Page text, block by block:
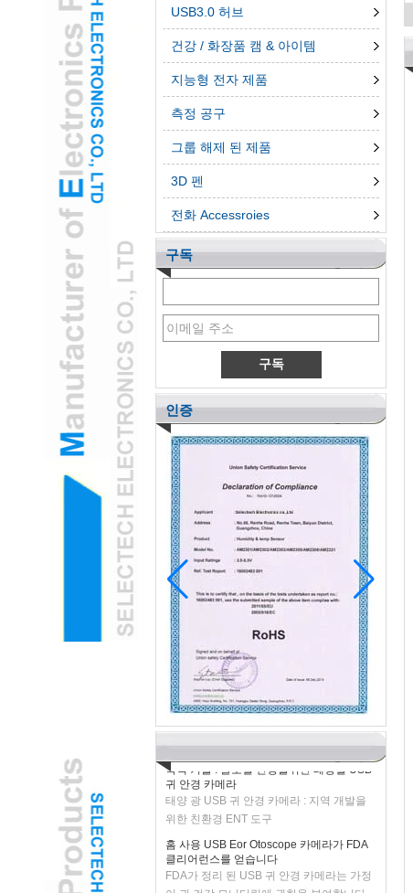
USB3.0 허브
건강 / 화장품 캠 & 아이템
지능형 전자 제품
측정 공구
그룹 해제 된 제품
3D 펜
전화 Accessroies
구독
인증
소아 ENT는 아동 불안을 줄이기 위해 게임
화 된 USB EAR OTOSCOPE 카메라를 채
택합니다.
H2 "AR-강화 된 USB 이어 오스 스코프 카
메라는 소아 검사를 변형시킵니다
귀 안경 카메라
태양 광 USB 귀 안경 카메라 : 지역 개발을
위한 친환경 ENT 도구
홈 사용 USB Eor Otoscope 카메라가 FDA
클리어런스를 얻습니다
FDA가 정리 된 USB 귀 안경 카메라는 가정
이 귀 건강 모니터링에 권한을 부여합니다.